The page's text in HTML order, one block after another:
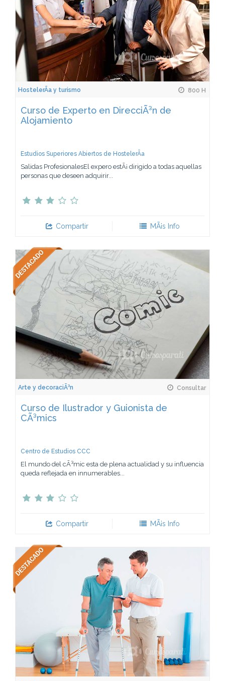
HostelerÃ­a y turismo 800 H
Curso de Experto en DirecciÃ³n de
Alojamiento
Estudios Superiores Abiertos de HostelerÃ­a
Salidas ProfesionalesEl expero estÃ¡ dirigido a todas aquellas
personas que deseen adquirir...
Compartir MÃ¡s Info
Arte y decoraciÃ³n Consultar
Curso de Ilustrador y Guionista de
CÃ³mics
Centro de Estudios CCC
El mundo del cÃ³mic esta de plena actualidad y su influencia
queda reflejada en innumerables...
Compartir MÃ¡s Info